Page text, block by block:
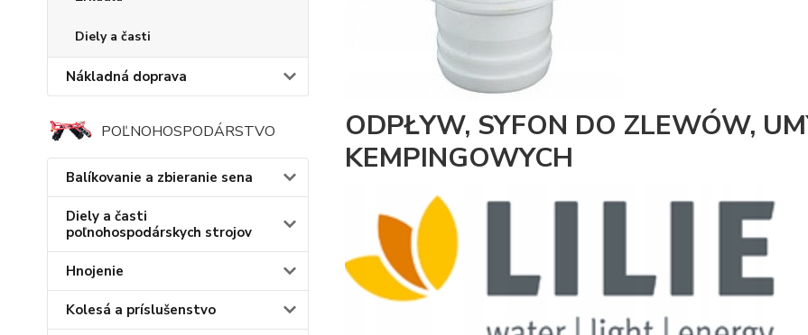
Diely a časti
Nákladná doprava
POĽNOHOSPODÁRSTVO
Balíkovanie a zbieranie sena
Diely a časti
poľnohospodárskych strojov
Hnojenie
Kolesá a príslušenstvo
ODPŁYW, SYFON DO ZLEWÓW,
KEMPINGOWYCH